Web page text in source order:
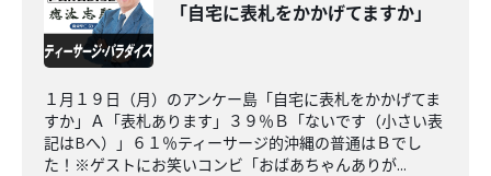
「自宅に表札をかかげてますか」
１月１９日（月）のアンケー島「自宅に表札をかかげてま
すか」Ａ「表札あります」３９％Ｂ「ないです（小さい表
記はBへ）」６１％ティーサージ的沖縄の普通はＢでし
た！※ゲストにお笑いコンビ「おばあちゃんありが...